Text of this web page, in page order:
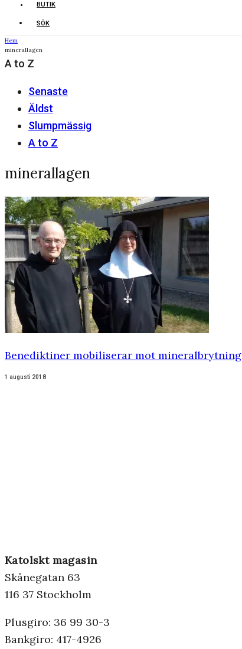
BUTIK
SÖK
Hem
minerallagen
A to Z
Senaste
Äldst
Slumpmässig
A to Z
minerallagen
Benediktiner mobiliserar mot mineralbrytning
1 augusti 2018
Katolskt magasin
Skånegatan 63
116 37 Stockholm
Plusgiro: 36 99 30-3
Bankgiro: 417-4926